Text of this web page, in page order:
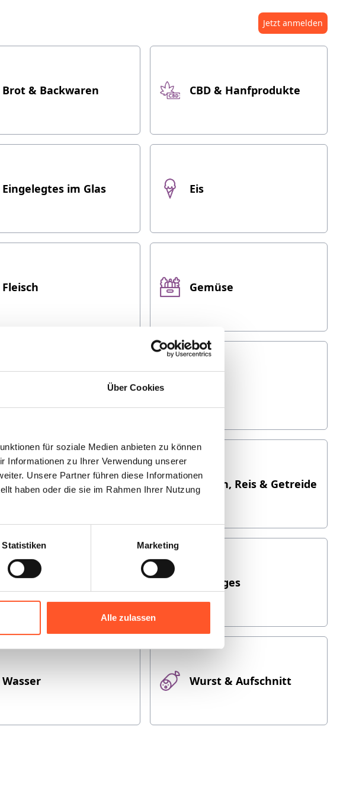
Über Cookies
für soziale Medien anbieten zu können
Informationen zu Ihrer Verwendung unserer
Unsere Partner führen diese Informationen
haben oder die sie im Rahmen Ihrer Nutzung
Statistiken Marketing
Alle zulassen
Jetzt anmelden
Brot & Backwaren CBD & Hanfprodukte
Eingelegtes im Glas Eis
Fleisch Gemüse
Milchprodukte Nudeln, Reis & Getreide
Soft Drinks Sonstiges
Wasser Wurst & Aufschnitt